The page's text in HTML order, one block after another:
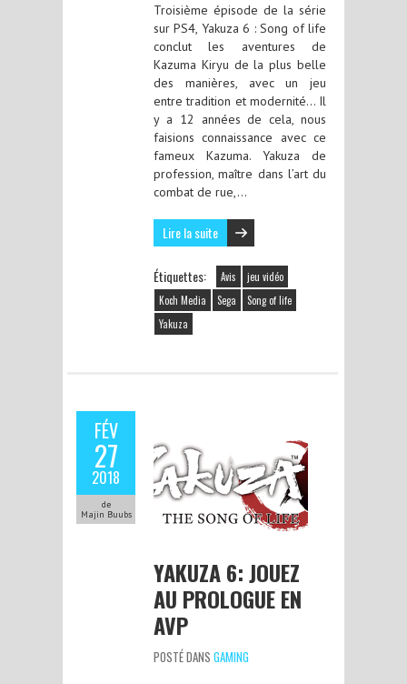
Troisième épisode de la série
sur PS4, Yakuza 6 : Song of life
conclut les aventures de
Kazuma Kiryu de la plus belle
des manières, avec un jeu
entre tradition et modernité… Il
y a 12 années de cela, nous
faisions connaissance avec ce
fameux Kazuma. Yakuza de
profession, maître dans l’art du
combat de rue,…
Lire la suite
Étiquettes: Avis
jeu vidéo
Koch Media
Sega
Song of life
Yakuza
FÉV
27
2018
de
Majin Buubs
YAKUZA 6: JOUEZ
AU PROLOGUE EN
AVP
POSTÉ DANS GAMING